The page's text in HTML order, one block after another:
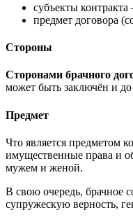
субъекты
предмет договора
Стороны
Сторонами брачного
может быть заключён и
Предмет
Что является предметом
имущественные права и
мужем и женой.
В свою очередь, брачное
супружескую верность,